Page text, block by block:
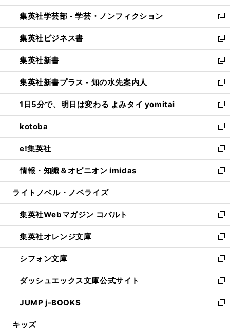
開
く
ウ
で
開
く
ン
ド
ウ
で
開
く
ウ
ィ
ン
ド
ウ
で
開
く
集英社学芸部 - 学芸・ノンフィクション
新
し
い
ウ
ィ
ン
ド
ウ
で
開
く
集英社ビジネス書
新
し
い
ウ
ィ
ン
ド
ウ
で
開
く
集英社新書
新
し
い
ウ
ィ
ン
ド
ウ
で
開
く
集英社新書プラス - 知の水先案内人
新
し
い
ウ
ィ
ン
ド
ウ
で
開
1日5分で、明日は変わる よみタイ yomitai
新
し
い
ウ
ィ
ン
ド
ウ
開
く
kotoba
新
し
い
ウ
ィ
ン
ウ
で
開
く
e!集英社
新
し
い
ウ
ン
ド
ウ
で
開
く
情報・知識＆オピニオン imidas
新
し
ウ
ィ
ン
ド
ウ
で
開
く
ライトノベル・ノベライズ
集英社Webマガジン コバルト
新
し
い
ウ
ィ
ン
ド
ウ
で
開
集英社オレンジ文庫
新
し
い
ウ
ィ
ン
ド
ウ
シフォン文庫
新
し
い
ウ
ィ
ン
ダッシュエックス文庫公式サイト
新
し
い
ウ
JUMP j-BOOKS
新
し
キッズ